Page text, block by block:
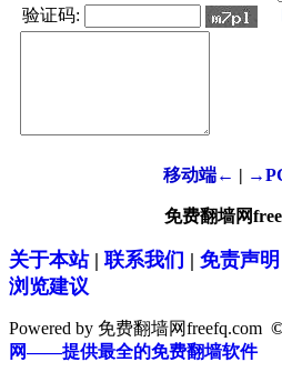
验证码:
移动端← |
免费翻墙网
关于本站| 联系我们 | 免责声明
浏览建议
Powered by 免费翻墙网freefq.com
网——提供最全的免费翻墙软件